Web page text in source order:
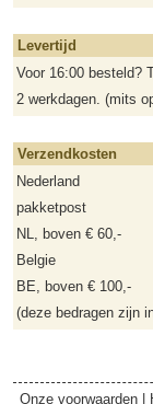
Levertijd
Voor 16:00 besteld?
2 werkdagen. (mits
Verzendkosten
Nederland
pakketpost
NL, boven € 60,-
Belgie
BE, boven € 100,-
(deze bedragen zijn
Onze voorwaarden